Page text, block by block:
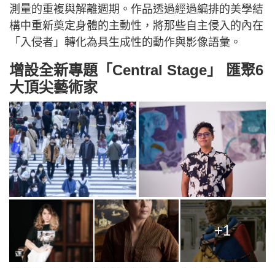
測量的重複與解離週期。作品透過經過編排的美學結
構中重新奠定身體的主動性，將那些自主侵入的內在
「入侵者」轉化為具生成性的動作與影像語彙。
增設全新專題「Central Stage」 匯聚6
大頂尖藝術家
+1